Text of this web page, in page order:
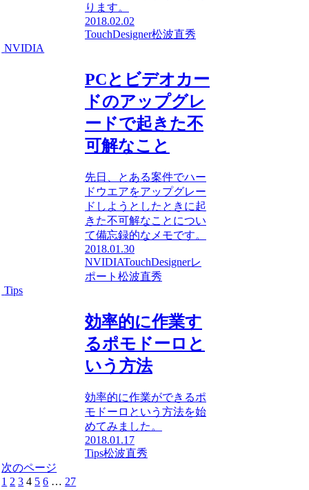
ります。
2018.02.02
TouchDesigner松波直秀
NVIDIA
PCとビデオカー
ドのアップグレ
ードで起きた不
可解なこと
先日、とある案件でハー
ドウエアをアップグレー
ドしようとしたときに起
きた不可解なことについ
て備忘録的なメモです。
2018.01.30
NVIDIATouchDesignerレ
ポート 松波直秀
Tips
効率的に作業す
るポモドーロと
いう方法
効率的に作業ができるポ
モドーロという方法を始
めてみました。
2018.01.17
Tips松波直秀
次のページ
1 2 3 4 5 6 … 27